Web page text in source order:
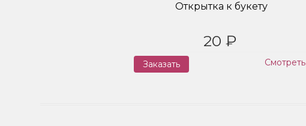
Открытка к букету
20 ₽
Заказать Смотреть